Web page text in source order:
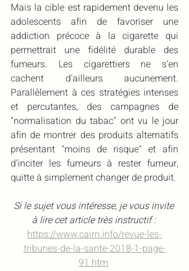
Mais la cible est rapidement devenu les
adolescents afin de favoriser une
addiction précoce à la cigarette qui
permettrait une fidélité durable des
fumeurs. Les cigarettiers ne s'en
cachent d'ailleurs aucunement.
Parallèlement à ces stratégies intenses
et percutantes, des campagnes de
"normalisation du tabac" ont vu le jour
afin de montrer des produits alternatifs
présentant "moins de risque" et afin
d'inciter les fumeurs à rester fumeur,
quitte à simplement changer de produit.
Si le sujet vous intéresse, je vous invite
à lire cet article très instructif :
https://www.cairn.info/revue-les-
tribunes-de-la-sante-2018-1-page-
91.htm